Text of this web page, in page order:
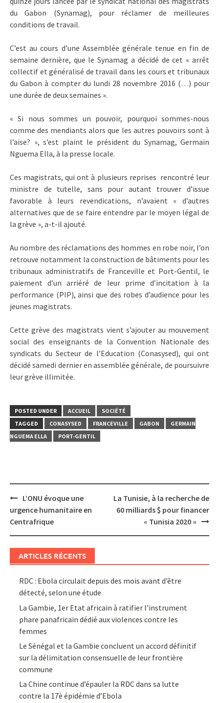
du Gabon (Synamag), pour réclamer de meilleures
conditions de travail.
C’est au cours d’une Assemblée générale tenue en fin de
semaine dernière, que le Synamag a décidé de cet « arrêt
collectif et généralisé de travail dans les cours et tribunaux
du Gabon à compter du lundi 28 novembre 2016 (…) pour
une durée de deux semaines ».
« Si nous sommes un pouvoir, pourquoi sommes-nous
comme des mendiants alors que les autres pouvoirs sont à
l’aise? », s’est plaint le président du Synamag, Germain
Nguema Ella, à la presse locale.
Ces magistrats, qui ont à plusieurs reprises rencontré leur
ministre de tutelle, sans pour autant trouver d’issue
favorable à leurs revendications, n’avaient « d’autres
alternatives que de se faire entendre par le moyen légal de
la grève », a-t-il ajouté.
Au nombre des réclamations des hommes en robe noir, l’on
retrouve notamment la construction de bâtiments pour les
tribunaux administratifs de Franceville et Port-Gentil, le
paiement d’un arriéré de leur prime d’incitation à la
performance (PIP), ainsi que des robes d’audience pour les
jeunes magistrats.
Cette grève des magistrats vient s’ajouter au mouvement
social des enseignants de la Convention Nationale des
syndicats du Secteur de l’Education (Conasysed), qui ont
décidé samedi dernier en assemblée générale, de poursuivre
leur grève illimitée.
POSTED UNDER ACCUEIL
SOCIÉTÉ
TAGGED
CONASYSED FRANCEVILLE GABON
GERMAIN
NGUEMA ELLA
PORT-GENTIL
Post
navigation
L’ONU évoque une
urgence humanitaire en
Centrafrique
La Tunisie, à la recherche de
60 milliards $ pour financer
« Tunisia 2020 »
ARTICLES RÉCENTS
RDC : Ebola circulait depuis des mois avant d’être
détecté, selon une étude
La Gambie, 1er Etat africain à ratifier l’instrument
phare panafricain dédié aux violences contre les
femmes
Le Sénégal et la Gambie concluent un accord définitif
sur la délimitation consensuelle de leur frontière
commune
La Chine continue d’épauler la RDC dans sa lutte
contre la 17è épidémie d’Ebola